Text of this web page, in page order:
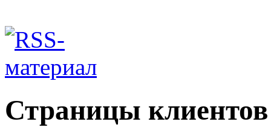
Страницы клиентов